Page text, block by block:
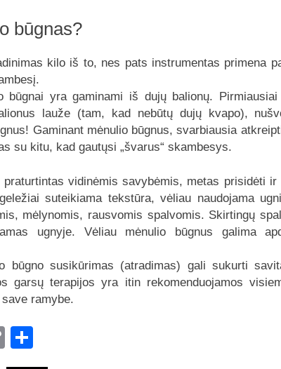
būgnas?
kilo iš to, nes pats instrumentas primena
būgnai yra gaminami iš dujų balionų.
lauže (tam, kad nebūtų dujų kvapo),
Gaminant mėnulio būgnus, svarbiausia
su kitu, kad gautųsi „švarus“ skambesys.
praturtintas vidinėmis savybėmis, metas prisidėti
suteikiama tekstūra, vėliau naudojama
mėlynomis, rausvomis spalvomis. Skirtingų
ugnyje. Vėliau mėnulio būgnus galima
būgno susikūrimas (atradimas) gali sukurti
garsų terapijos yra itin rekomenduojamos
ramybe.
Copy